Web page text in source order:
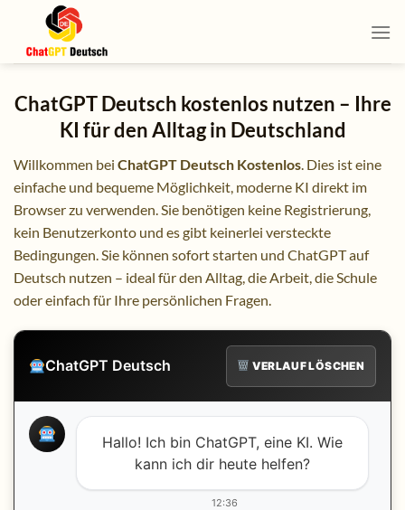
content
ChatGPT Deutsch kostenlos nutzen – Ihre
KI für den Alltag in Deutschland
Willkommen bei ChatGPT Deutsch Kostenlos. Dies ist eine
einfache und bequeme Möglichkeit, moderne KI direkt im
Browser zu verwenden. Sie benötigen keine Registrierung,
kein Benutzerkonto und es gibt keinerlei versteckte
Bedingungen. Sie können sofort starten und ChatGPT auf
Deutsch nutzen – ideal für den Alltag, die Arbeit, die Schule
oder einfach für Ihre persönlichen Fragen.
ChatGPT Deutsch VERLAUF LÖSCHEN
Hallo! Ich bin ChatGPT, eine KI. Wie
kann ich dir heute helfen?
12:36